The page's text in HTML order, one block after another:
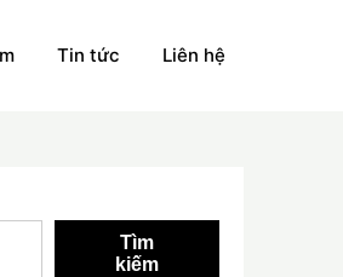
Tin tức Liên hệ
Tìm
kiếm